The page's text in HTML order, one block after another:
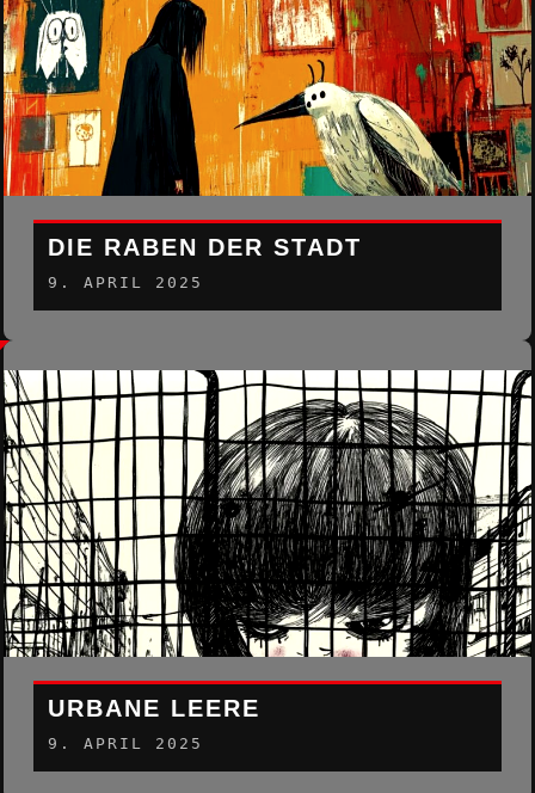
DIE RABEN DER STADT
9. APRIL 2025
URBANE LEERE
9. APRIL 2025